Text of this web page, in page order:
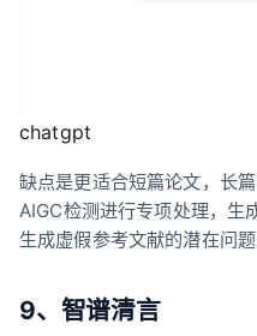
chatgpt
缺点是更适合短篇论文，长
AIGC检测进行专项处理，生
生成虚假参考文献的潜在问题
9、智谱清言